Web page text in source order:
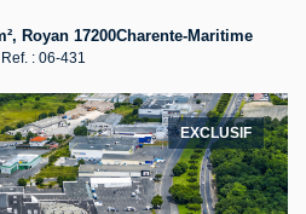
Royan 17200Charente-Maritime
Ref. : 06-431
EXCLUSIF